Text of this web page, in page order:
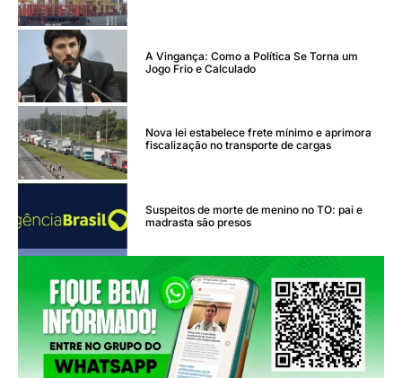
A Vingança: Como a Política Se Torna um
Jogo Frio e Calculado
Nova lei estabelece frete mínimo e aprimora
fiscalização no transporte de cargas
Suspeitos de morte de menino no TO: pai e
madrasta são presos